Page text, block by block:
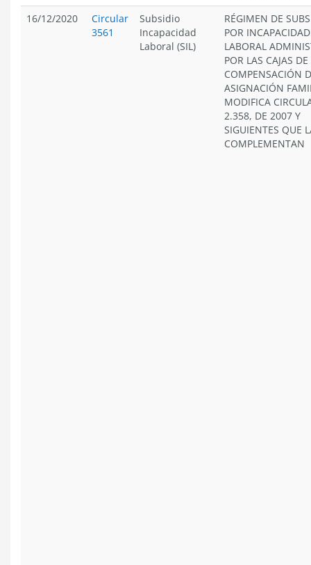
16/12/2020
Circular
3561
Subsidio
Incapacidad
Laboral (SIL)
RÉGIMEN DE
POR INCAPACIDAD
LABORAL
POR LAS CAJAS DE
COMPENSACIÓN
ASIGNACIÓN
MODIFICA
2.358, DE 2007 Y
SIGUIENTES QUE
COMPLEMENTAN